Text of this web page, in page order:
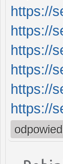
https://
https://
https://
https://
https://
https://